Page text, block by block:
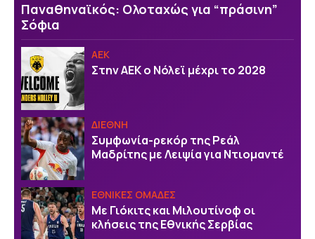
Παναθηναϊκός: Ολοταχώς για “πράσινη”
Σόφια
ΑΕΚ
Στην ΑΕΚ ο Νόλεϊ μέχρι το 2028
ΔΙΕΘΝΗ
Συμφωνία-ρεκόρ της Ρεάλ
Μαδρίτης με Λειψία για Ντιομαντέ
EΘΝΙΚΕΣ OΜΑΔΕΣ
Με Γιόκιτς και Μιλουτίνοφ οι
κλήσεις της Εθνικής Σερβίας